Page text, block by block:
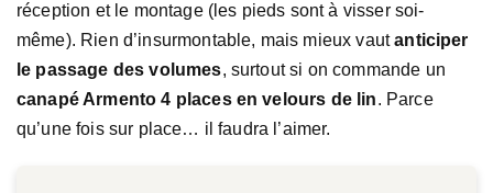
réception et le montage (les pieds sont à visser soi-
même). Rien d’insurmontable, mais mieux vautanticiper
le passage des volumes, surtout si on commande un
canapé Armento 4 places en velours de lin. Parce
qu’une fois sur place… il faudra l’aimer.